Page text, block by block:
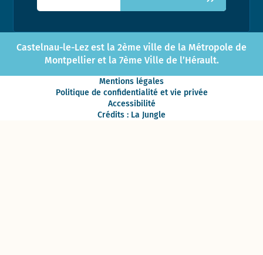
Castelnau-le-Lez est la 2ème ville de la Métropole de
Montpellier et la 7ème Ville de l’Hérault.
Mentions légales
Politique de confidentialité et vie privée
Accessibilité
Crédits : La Jungle